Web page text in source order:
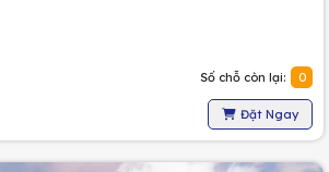
Số chỗ còn lại: 0
Đặt Ngay